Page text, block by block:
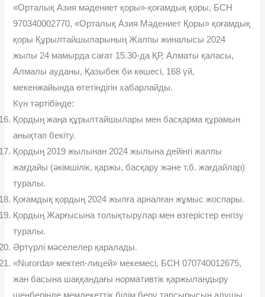
«Орталық Азия мәдениет қоры»-қоғамдық қоры, БСН
970340002770, «Орталық Азия Мәдениет Қоры» қоғамдық
қоры Құрылтайшыларының Жалпы жиналысы 2024
жылы 24 мамырда сағат 15.30-да ҚР, Алматы қаласы,
Алмалы ауданы, Қазыбек би көшесі, 168 үй,
мекенжайында өтетіндігін хабарлайды.
Күн тәртібінде:
Қордың жаңа құрылтайшылары мен басқарма құрамын
анықтап бекіту.
Қордың 2019 жылынан 2024 жылына дейінгі жалпы
жағдайы (әкімшілік, қаржы, басқару және т.б. жағдайлар)
туралы.
Қоғамдық қордың 2024 жылға арналған жұмыс жоспары.
Қордың Жарғысына толықтырулар мен өзгерістер енгізу
туралы.
Әртүрлі мәселелер қаралады.
«Nurorda» мектеп-лицей» мекемесі, БСН 070740012675,
жан басына шаққандағы нормативтік қаржыландыру